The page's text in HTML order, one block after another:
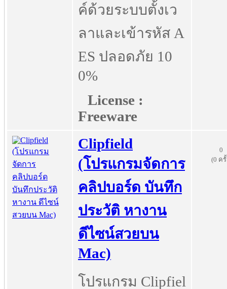
ค์ด้วยระบบตั้งเว
ลาและเข้ารหัส A
ES ปลอดภัย 10
0%
License :
Freeware
Clipfield
(โปรแกรมจัดการ
คลิปบอร์ด บันทึก
ประวัติ หางาน
ดีไซน์สวยบน
Mac)
โปรแกรม Clipfiel
0
(0 ค